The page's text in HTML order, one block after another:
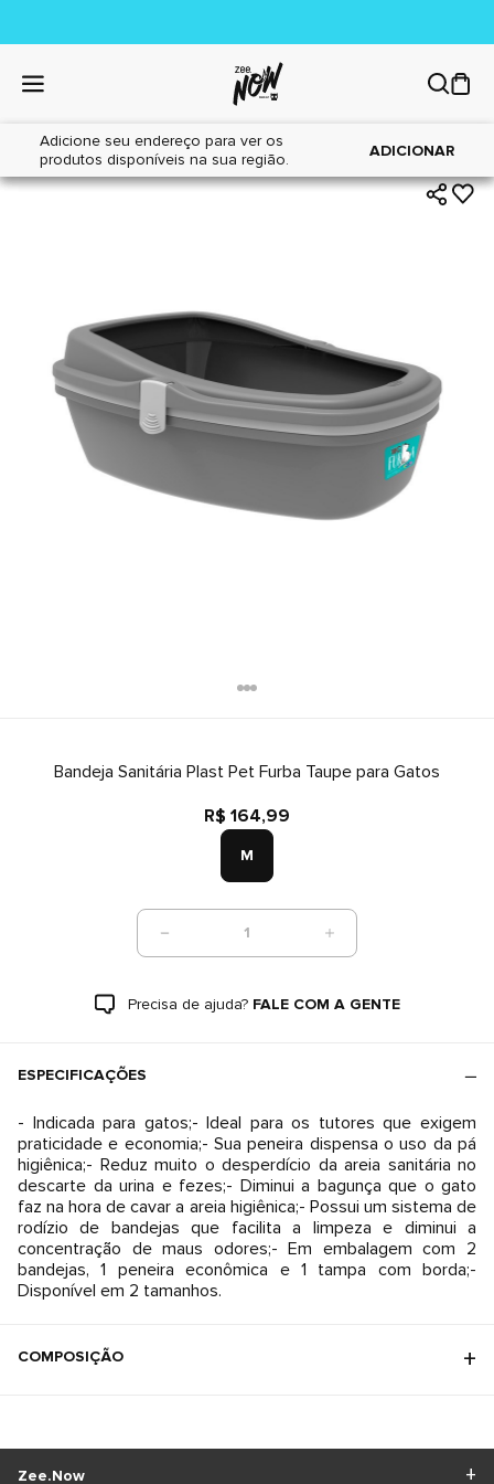
Adicione seu endereço para ver os
produtos disponíveis na sua região.
ADICIONAR
Home|Gatos|Areia Sanitária
Bandeja Sanitária Plast Pet Furba Taupe para Gatos
R$ 164,99
M
1
Precisa de ajuda? FALE COM A GENTE
ESPECIFICAÇÕES
- Indicada para gatos;- Ideal para os tutores que exigem
praticidade e economia;- Sua peneira dispensa o uso da pá
higiênica;- Reduz muito o desperdício da areia sanitária no
descarte da urina e fezes;- Diminui a bagunça que o gato
faz na hora de cavar a areia higiênica;- Possui um sistema de
rodízio de bandejas que facilita a limpeza e diminui a
concentração de maus odores;- Em embalagem com 2
bandejas, 1 peneira econômica e 1 tampa com borda;-
Disponível em 2 tamanhos.
COMPOSIÇÃO
Zee.Now